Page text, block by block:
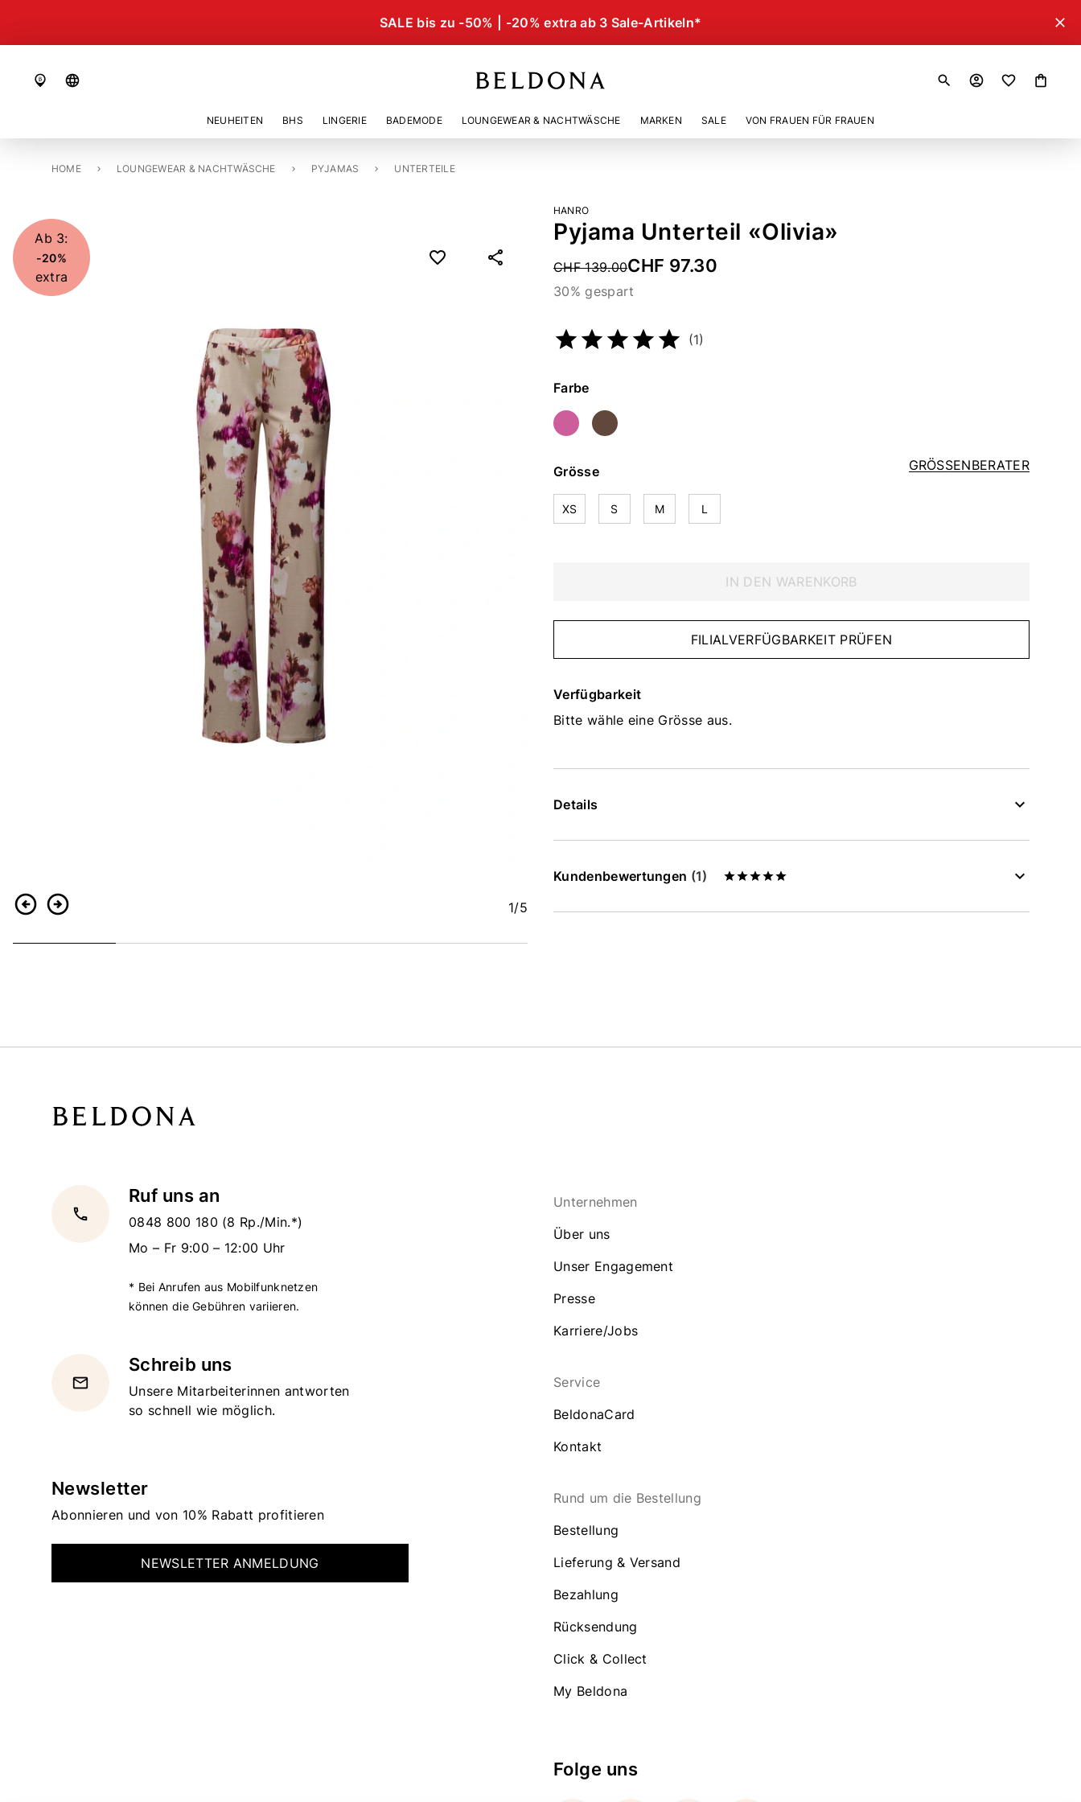
SALE bis zu -50% | -20% extra ab 3 Sale-Artikeln* close
language search account_circle shopping_bag
NEUHEITEN BHS LINGERIE BADEMODE LOUNGEWEAR & NACHTWÄSCHE MARKEN SALE VON FRAUEN FÜR FRAUEN
HOME LOUNGEWEAR & NACHTWÄSCHE PYJAMAS UNTERTEILE
PYJAMA UNTERTEIL «OLIVIA»
ZurückWeiter 1/5
Ab 3:
-20%
extra
HANRO
Pyjama Unterteil «Olivia»
Price reduced from
CHF 139.00CHF 97.30
30% gespart
(1)
Farbe
GRÖSSENBERATER
Grösse
XS S M L
IN DEN WARENKORB
FILIALVERFÜGBARKEIT PRÜFEN
Verfügbarkeit
Bitte wähle eine Grösse aus.
Details
Kundenbewertungen (1)
local_phone
Ruf uns an
0848 800 180 (8 Rp./Min.*)
Mo – Fr 9:00 – 12:00 Uhr
* Bei Anrufen aus Mobilfunknetzen
können die Gebühren variieren.
email
Schreib uns
Unsere Mitarbeiterinnen antworten
so schnell wie möglich.
Newsletter
Abonnieren und von 10% Rabatt profitieren
NEWSLETTER ANMELDUNG
Unternehmen
Über uns
Unser Engagement
Presse
Karriere/Jobs
Service
BeldonaCard
Kontakt
Rund um die Bestellung
Bestellung
Lieferung & Versand
Bezahlung
Rücksendung
Click & Collect
My Beldona
Folge uns